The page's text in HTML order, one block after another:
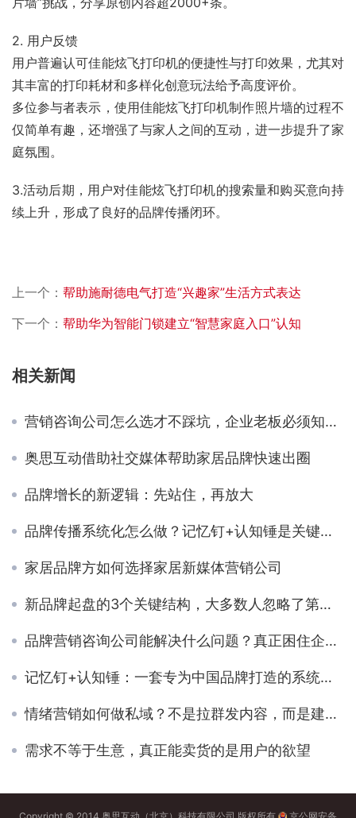
2. 用户反馈
用户普遍认可佳能炫飞打印机的便捷性与打印效果，尤其对
其丰富的打印耗材和多样化创意玩法给予高度评价。
多位参与者表示，使用佳能炫飞打印机制作照片墙的过程不
仅简单有趣，还增强了与家人之间的互动，进一步提升了家
庭氛围。
3.活动后期，用户对佳能炫飞打印机的搜索量和购买意向持
续上升，形成了良好的品牌传播闭环。
上一个： 帮助施耐德电气打造“兴趣家”生活方式表达
下一个： 帮助华为智能门锁建立“智慧家庭入口”认知
相关新闻
营销咨询公司怎么选才不踩坑，企业老板必须知道的判断标准
奥思互动借助社交媒体帮助家居品牌快速出圈
品牌增长的新逻辑：先站住，再放大
品牌传播系统化怎么做？记忆钉+认知锤是关键突破口
家居品牌方如何选择家居新媒体营销公司
新品牌起盘的3个关键结构，大多数人忽略了第一步
品牌营销咨询公司能解决什么问题？真正困住企业的从来不只是流量
记忆钉+认知锤：一套专为中国品牌打造的系统传播方法论
情绪营销如何做私域？不是拉群发内容，而是建立“情绪关系链”
需求不等于生意，真正能卖货的是用户的欲望